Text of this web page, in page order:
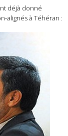
déjà donné
alignés à Téhéran :